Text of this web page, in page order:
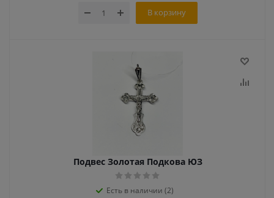
В корзину
Подвес Золотая Подкова ЮЗ
Есть в наличии (2)